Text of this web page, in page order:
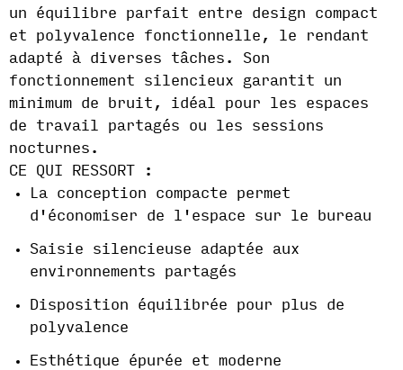
un équilibre parfait entre design compact
et polyvalence fonctionnelle, le rendant
adapté à diverses tâches. Son
fonctionnement silencieux garantit un
minimum de bruit, idéal pour les espaces
de travail partagés ou les sessions
nocturnes.
CE QUI RESSORT :
La conception compacte permet
d'économiser de l'espace sur le bureau
Saisie silencieuse adaptée aux
environnements partagés
Disposition équilibrée pour plus de
polyvalence
Esthétique épurée et moderne